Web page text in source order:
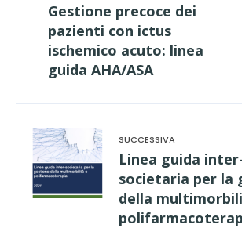
Gestione precoce dei
pazienti con ictus
ischemico acuto: linea
guida AHA/ASA
Linea guida
societaria per la
della